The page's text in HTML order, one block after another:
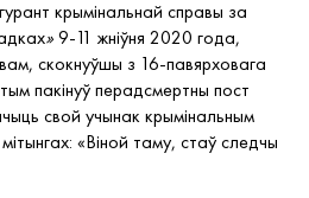
крымінальнай справы за
»9-11 жніўня 2020 года,
скокнуўшы з 16-павярховага
пакінуў перадсмертны пост
свой учынак крымінальным
«Віной таму, стаў следчы